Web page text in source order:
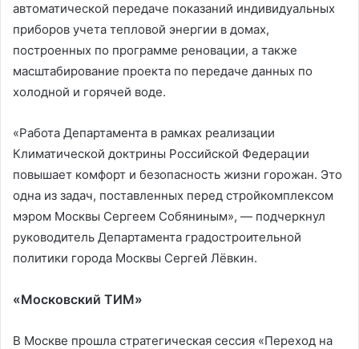
автоматической передаче показаний индивидуальных
приборов учета тепловой энергии в домах,
построенных по программе реновации, а также
масштабирование проекта по передаче данных по
холодной и горячей воде.
«Работа Департамента в рамках реализации
Климатической доктрины Российской Федерации
повышает комфорт и безопасность жизни горожан. Это
одна из задач, поставленных перед стройкомплексом
мэром Москвы Сергеем Собяниным», — подчеркнул
руководитель Департамента градостроительной
политики города Москвы Сергей Лёвкин.
«Московский ТИМ»
В Москве прошла стратегическая сессия «Переход на